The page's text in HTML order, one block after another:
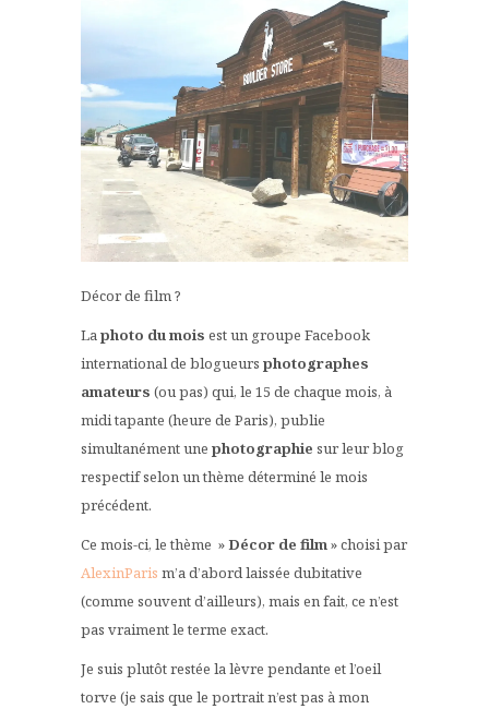
Décor de film ?
Laphoto du mois est un groupe Facebook
international de blogueurs photographes
amateurs (ou pas) qui, le 15 de chaque mois, à
midi tapante (heure de Paris), publie
simultanément une photographie sur leur blog
respectif selon un thème déterminé le mois
précédent.
Ce mois-ci, le thème »Décor de film» choisi par
AlexinParis m’a d’abord laissée dubitative
(comme souvent d’ailleurs), mais en fait, ce n’est
pas vraiment le terme exact.
Je suis plutôt restée la lèvre pendante et l’oeil
torve (je sais que le portrait n’est pas à mon